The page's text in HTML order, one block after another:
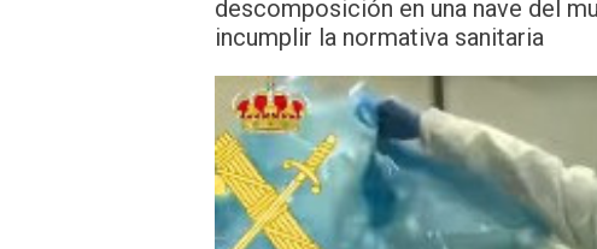
descomposición en una nave del
incumplir la normativa sanitaria